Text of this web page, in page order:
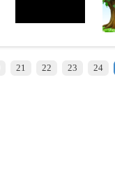
21 22 23 24